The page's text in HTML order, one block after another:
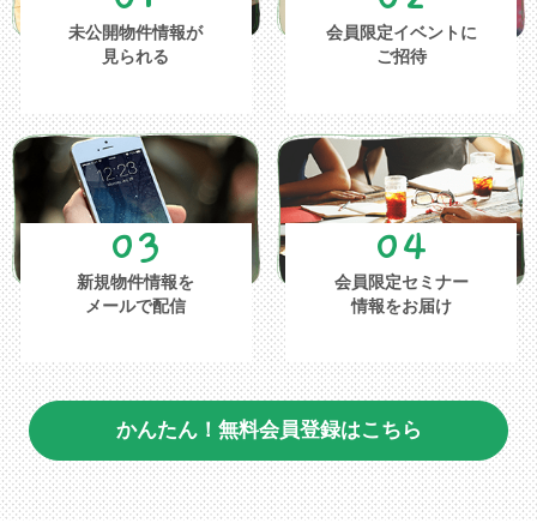
未公開物件情報が
見られる
会員限定イベントに
ご招待
03
新規物件情報を
メールで配信
04
会員限定セミナー
情報をお届け
かんたん！無料会員登録はこちら